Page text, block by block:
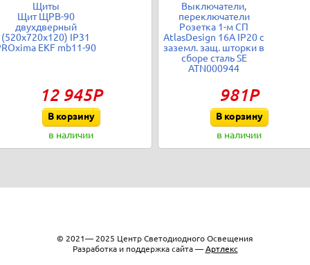
Щиты
Щит ЩРВ-90
двухдверный
(520х720х120) IP31
EKF mb11-90
12 945Р
В корзину
в наличии
Выключатели,
переключатели
Розетка 1-м СП
AtlasDesign 16А IP20 с
заземл. защ. шторки в
сборе сталь SE
ATN000944
981Р
В корзину
в наличии
© 2021— 2025 Центр Светодиодного Освещения
Разработка и поддержка сайта — Артлекс